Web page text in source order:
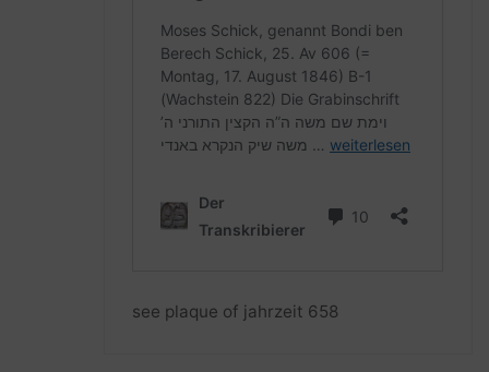
see plaque of jahrzeit 658